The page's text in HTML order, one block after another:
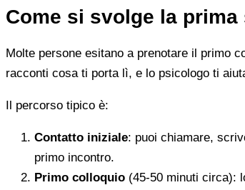
Come si svolge la
Molte persone esitano a prenotare il primo
racconti cosa ti porta lì, e lo psicologo ti
Il percorso tipico è:
Contatto iniziale: puoi chiamare,
primo incontro.
Primo colloquio (45-50 minuti circa):